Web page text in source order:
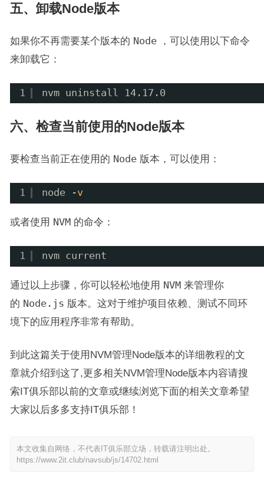
五、卸载Node版本
如果你不再需要某个版本的 Node，可以使用以下命令
来卸载它：
1 nvm uninstall 14.17.0
六、检查当前使用的Node版本
要检查当前正在使用的 Node版本，可以使用：
1 node -v
或者使用 NVM的命令：
1 nvm current
通过以上步骤，你可以轻松地使用 NVM来管理你
的 Node.js 版本。这对于维护项目依赖、测试不同环
境下的应用程序非常有帮助。
到此这篇关于使用NVM管理Node版本的详细教程的文
章就介绍到这了,更多相关NVM管理Node版本内容请搜
索IT俱乐部以前的文章或继续浏览下面的相关文章希望
大家以后多多支持IT俱乐部！
本文收集自网络，不代表IT俱乐部立场，转载请注明出处。
https://www.2it.club/navsub/js/14702.html